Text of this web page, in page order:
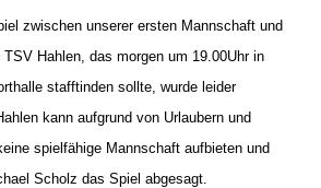
zwischen unserer ersten Mannschaft und
Hahlen, das morgen um 19.00Uhr in
stafftinden sollte, wurde leider
kann aufgrund von Urlaubern und
spielfähige Mannschaft aufbieten und
Scholz das Spiel abgesagt.